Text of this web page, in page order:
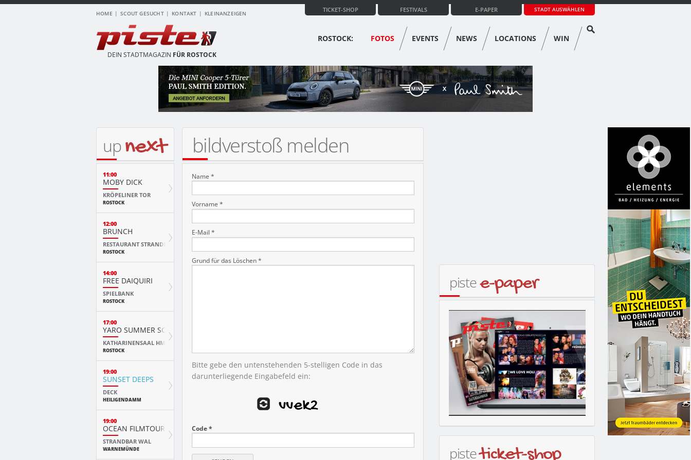
HOME SCOUT GESUCHT KONTAKT KLEINANZEIGEN
STADT AUSWÄHLEN
E-PAPER
FESTIVALS
TICKET-SHOP
DEIN STADTMAGAZIN FÜR ROSTOCK
ROSTOCK: FOTOS EVENTS NEWS LOCATIONS WIN
bildverstoß melden
Name *
Vorname *
E-Mail *
Grund für das Löschen *
Bitte gebe den untenstehenden 5-stelligen Code in das
darunterliegende Eingabefeld ein:
Code *
upnext
11:00
MOBY DICK
KRÖPELINER TOR
ROSTOCK
12:00
BRUNCH
RESTAURANT STRANDE
ROSTOCK
14:00
FREE DAIQUIRI
SPIELBANK
ROSTOCK
17:00
YARO SUMMER SCHOOL ABSCHLUSSKONZERT
KATHARINENSAAL HMT
ROSTOCK
19:00
SUNSET DEEPS
DECK
HEILIGENDAMM
19:00
OCEAN FILMTOUR
STRANDBAR WAL
WARNEMÜNDE
pistee-paper
pisteticket-shop